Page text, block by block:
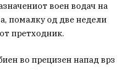
воен водач на
помалку од две недели
претходник.
во прецизен напад врз